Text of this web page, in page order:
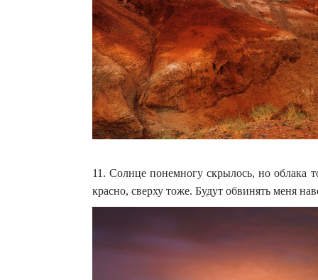
11. Солнце понемногу скрылось, но облака
красно, сверху тоже. Будут обвинять меня